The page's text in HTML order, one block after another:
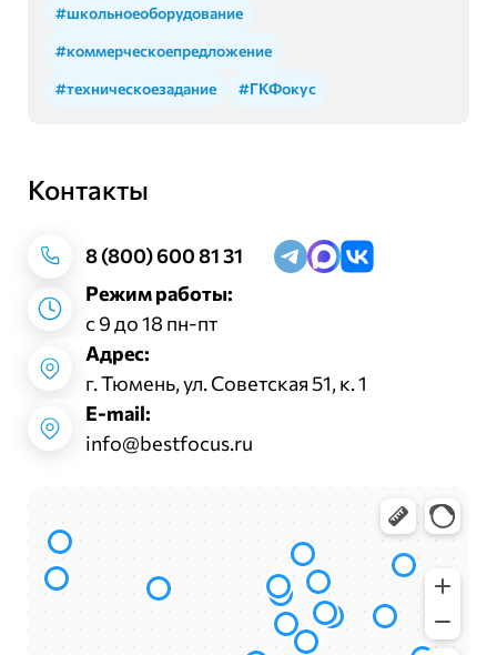
#школьноеоборудование
#коммерческоепредложение
#техническоезадание
#ГКФокус
Контакты
8 (800) 600 81 31
Режим работы:
с 9 до 18 пн-пт
Адрес:
г. Тюмень, ул. Советская 51, к. 1
E-mail:
info@bestfocus.ru